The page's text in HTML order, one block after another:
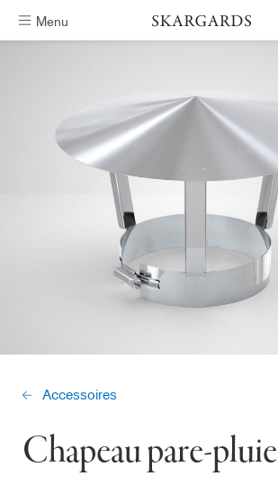
Menu Livraison gratuite
Accessoires
Chapeau pare-pluie